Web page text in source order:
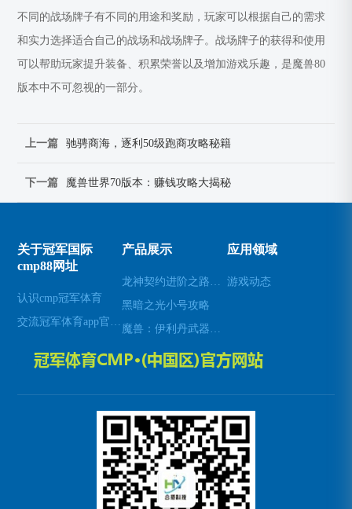
不同的战场牌子有不同的用途和奖励，玩家可以根据自己的需求
和实力选择适合自己的战场和战场牌子。战场牌子的获得和使用
可以帮助玩家提升装备、积累荣誉以及增加游戏乐趣，是魔兽80
版本中不可忽视的一部分。
上一篇 驰骋商海，逐利50级跑商攻略秘籍
下一篇 魔兽世界70版本：赚钱攻略大揭秘
关于冠军国际
cmp88网址
认识cmp冠军体育
产品展示
黑暗之光小号攻略
应用领域
游戏动态